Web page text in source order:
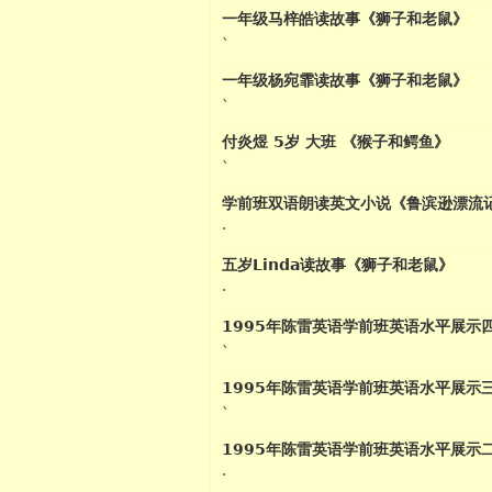
英语
一年级马梓皓读故事《狮子和老鼠》
`
一年级杨宛霏读故事《狮子和老鼠》
`
付炎煜 5岁 大班 《猴子和鳄鱼》
`
学前班双语朗读英文小说《鲁滨逊漂流
·
五岁Linda读故事《狮子和老鼠》
·
1995年陈雷英语学前班英语水平展示
`
1995年陈雷英语学前班英语水平展示
`
1995年陈雷英语学前班英语水平展示
·